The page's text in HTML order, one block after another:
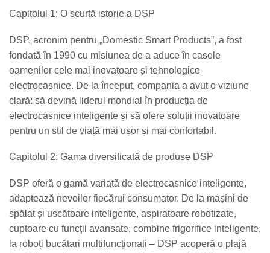
Capitolul 1: O scurtă istorie a DSP
DSP, acronim pentru „Domestic Smart Products”, a fost
fondată în 1990 cu misiunea de a aduce în casele
oamenilor cele mai inovatoare și tehnologice
electrocasnice. De la început, compania a avut o viziune
clară: să devină liderul mondial în producția de
electrocasnice inteligente și să ofere soluții inovatoare
pentru un stil de viață mai ușor și mai confortabil.
Capitolul 2: Gama diversificată de produse DSP
DSP oferă o gamă variată de electrocasnice inteligente,
adaptează nevoilor fiecărui consumator. De la mașini de
spălat și uscătoare inteligente, aspiratoare robotizate,
cuptoare cu funcții avansate, combine frigorifice inteligente,
la roboți bucătari multifuncționali – DSP acoperă o plajă